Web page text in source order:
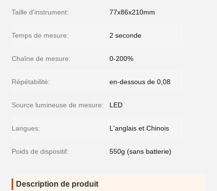
Taille d'instrument: 77x86x210mm
Temps de mesure: 2 seconde
Chaîne de mesure: 0-200%
Répétabilité: en-dessous de 0,08
Source lumineuse de mesure: LED
Langues: L'anglais et Chinois
Poids de dispositif: 550g (sans batterie)
Description de produit